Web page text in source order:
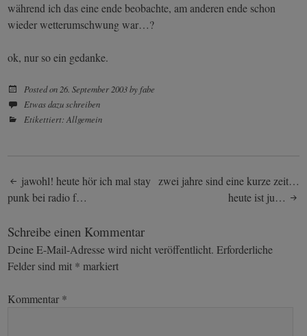
während ich das eine ende beobachte, am anderen ende schon
wieder wetterumschwung war…?
ok, nur so ein gedanke.
Posted on 26. September 2003by fabe
Etwas dazu schreiben
Etikettiert:Allgemein
Post
navigation
jawohl! heute hör ich mal stay
punk bei radio f…
zwei jahre sind eine kurze zeit…
heute ist ju…
Schreibe einen Kommentar
Deine E-Mail-Adresse wird nicht veröffentlicht. Erforderliche
Felder sind mit * markiert
Kommentar *